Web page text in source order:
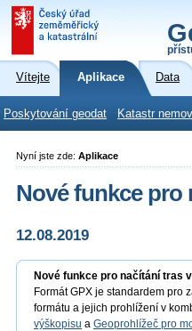
Vítejte Aplikace Data
Poskytování geodat Katastr
Nyní jste zde: Aplikace
Nové funkce pro
12.08.2019
Nové funkce pro načítání tras
Formát GPX je standardem pro
formátu a jejich prohlížení v
výškopisu a Geoprohlížeč pro